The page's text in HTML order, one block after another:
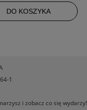
DO KOSZYKA
1
i zobacz co się wydarzy!